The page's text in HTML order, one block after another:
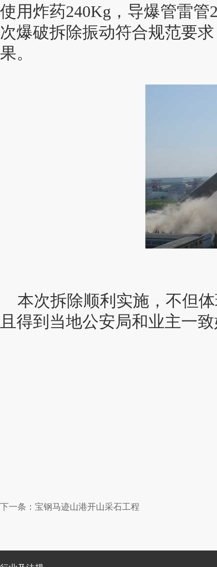
使用炸药240Kg，导爆管雷
次爆破拆除振动符合规范要
果。
本次拆除顺利实施，不但
且得到当地公安局和业主一
下一条： 宝钢马迹山港开山采石工程